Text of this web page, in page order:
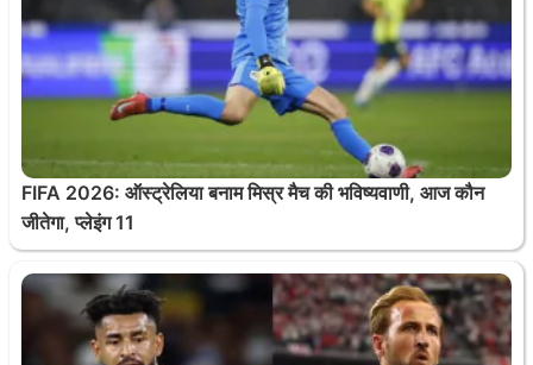
FIFA 2026: ऑस्ट्रेलिया बनाम मिस्र मैच की भविष्यवाणी, आज कौन
जीतेगा, प्लेइंग 11